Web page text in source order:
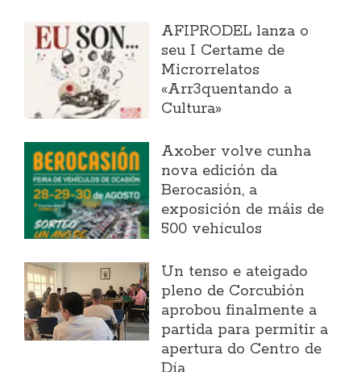
AFIPRODEL lanza o
seu I Certame de
Microrrelatos
«Arr3quentando a
Cultura»
Axober volve cunha
nova edición da
Berocasión, a
exposición de máis de
500 vehículos
Un tenso e ateigado
pleno de Corcubión
aprobou finalmente a
partida para permitir a
apertura do Centro de